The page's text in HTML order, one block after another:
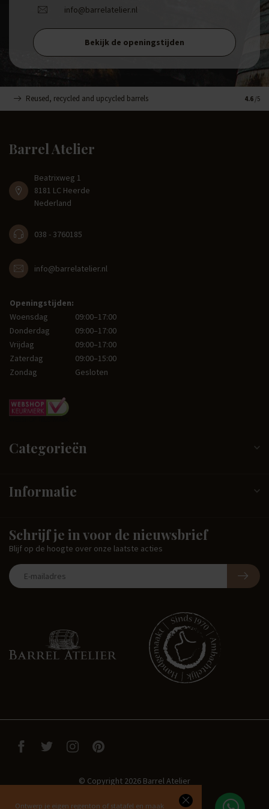
Ontwerp je eigen regenton of statafel en maak
info@barrelatelier.nl
Bekijk de openingstijden
Reused, recycled and upcycled barrels 4.6 /5
Barrel Atelier
Beatrixweg 1
8181 LC Heerde
Nederland
038 - 3760185
info@barrelatelier.nl
Openingstijden:
Woensdag
09:00–17:00
Donderdag
09:00–17:00
Vrijdag
09:00–17:00
Zaterdag
09:00–15:00
Zondag
Gesloten
Categorieën
Informatie
Schrijf je in voor de nieuwsbrief
Blijf op de hoogte over onze laatste acties
© Copyright 2026 Barrel Atelier